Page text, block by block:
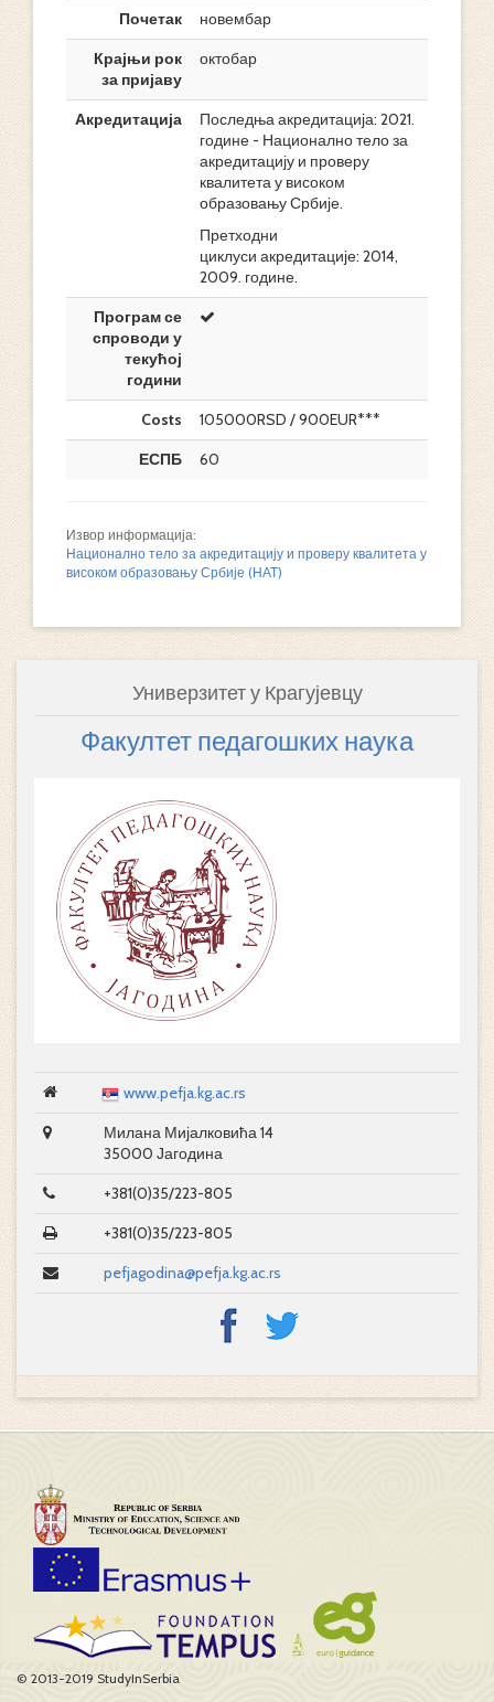
Почетак
новембар
Крајњи рок
за пријаву
октобар
Акредитација
Последња акредитација: 2021.
године - Национално тело за
акредитацију и проверу
квалитета у високом
образовању Србије.
Претходни
циклуси акредитације: 2014,
2009. године.
Програм се
спроводи у
текућој
години
Costs
105000RSD / 900EUR***
ЕСПБ
60
Извор информација:
Национално тело за акредитацију и проверу квалитета у
високом образовању Србије (НАТ)
Универзитет у Крагујевцу
Факултет педагошких наука
www.pefja.kg.ac.rs
Милана Мијалковића 14
35000 Јагодина
+381(0)35/223-805
+381(0)35/223-805
pefjagodina@pefja.kg.ac.rs
© 2013-2019 StudyInSerbia